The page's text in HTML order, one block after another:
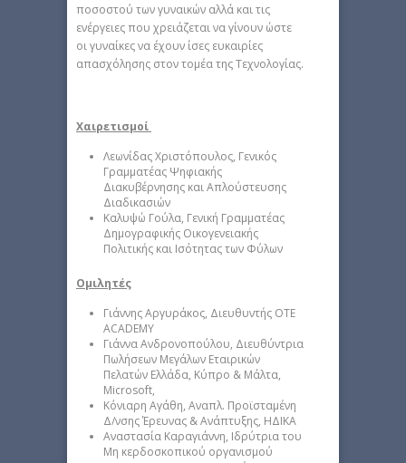
ποσοστού των γυναικών αλλά και τις
ενέργειες που χρειάζεται να γίνουν ώστε
οι γυναίκες να έχουν ίσες ευκαιρίες
απασχόλησης στον τομέα της Τεχνολογίας.
Χαιρετισμοί
Λεωνίδας Χριστόπουλος, Γενικός
Γραμματέας Ψηφιακής
Διακυβέρνησης και Απλούστευσης
Διαδικασιών
Καλυψώ Γούλα, Γενική Γραμματέας
Δημογραφικής Οικογενειακής
Πολιτικής και Ισότητας των Φύλων
Ομιλητές
Γιάννης Αργυράκος, Διευθυντής OTE
ACADEMY
Γιάννα Ανδρονοπούλου, Διευθύντρια
Πωλήσεων Μεγάλων Εταιρικών
Πελατών Ελλάδα, Κύπρο & Μάλτα,
Microsoft,
Κόνιαρη Αγάθη, Αναπλ. Προϊσταμένη
Δ/νσης Έρευνας & Ανάπτυξης, ΗΔΙΚΑ
Αναστασία Καραγιάννη, Ιδρύτρια του
Μη κερδοσκοπικού οργανισμού